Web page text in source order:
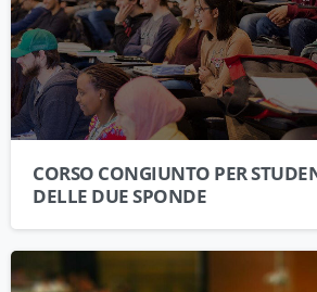
CORSO CONGIUNTO PER
DELLE DUE SPONDE